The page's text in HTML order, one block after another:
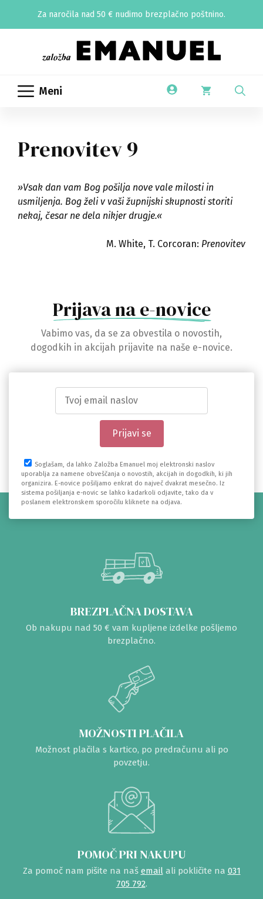
Za naročila nad 50 € nudimo brezplačno poštnino.
Meni
Prenovitev 9
»Vsak dan vam Bog pošilja nove vale milosti in
usmiljenja. Bog želi v vaši župnijski skupnosti storiti
nekaj, česar ne dela nikjer drugje.«
M. White, T. Corcoran: Prenovitev
Prijava na e-novice
Vabimo vas, da se za obvestila o novostih,
dogodkih in akcijah prijavite na naše e-novice.
Soglašam, da lahko Založba Emanuel moj elektronski naslov
uporablja za namene obveščanja o novostih, akcijah in dogodkih, ki jih
organizira. E-novice pošiljamo enkrat do največ dvakrat mesečno. Iz
sistema pošiljanja e-novic se lahko kadarkoli odjavite, tako da v
poslanem elektronskem sporočilu kliknete na odjava.
BREZPLAČNA DOSTAVA
Ob nakupu nad 50 € vam kupljene izdelke pošljemo
brezplačno.
MOŽNOSTI PLAČILA
Možnost plačila s kartico, po predračunu ali po
povzetju.
POMOČ PRI NAKUPU
Za pomoč nam pišite na naš emailali pokličite na 031
705 792.